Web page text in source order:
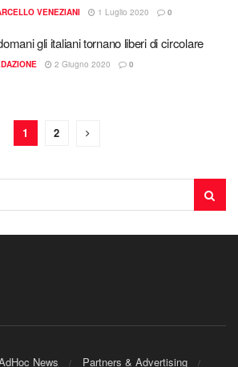
VENEZIANI 1 Luglio 2020 0
gli italiani tornano liberi di circolare
2 Giugno 2020 0
1 2
News Partners & Advertising